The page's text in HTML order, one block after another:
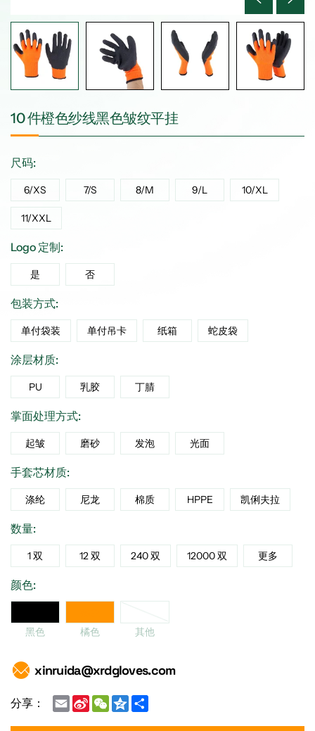
10 件橙色纱线黑色皱纹平挂
尺码:
6/XS 7/S 8/M 9/L 10/XL
11/XXL
Logo 定制:
是 否
包装方式:
单付袋装 单付吊卡 纸箱 蛇皮袋
涂层材质:
PU 乳胶 丁腈
掌面处理方式:
起皱 磨砂 发泡 光面
手套芯材质:
涤纶 尼龙 棉质 HPPE 凯俐夫拉
数量:
1 双 12 双 240 双 12000 双 更多
颜色:
黑色 橘色 其他
xinruida@xrdgloves.com
分享： EmailSina
Weibo
WeChat
Qzone